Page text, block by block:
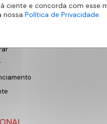
ciente e concorda com esse
nossa Política de Privacidade.
Imóvel